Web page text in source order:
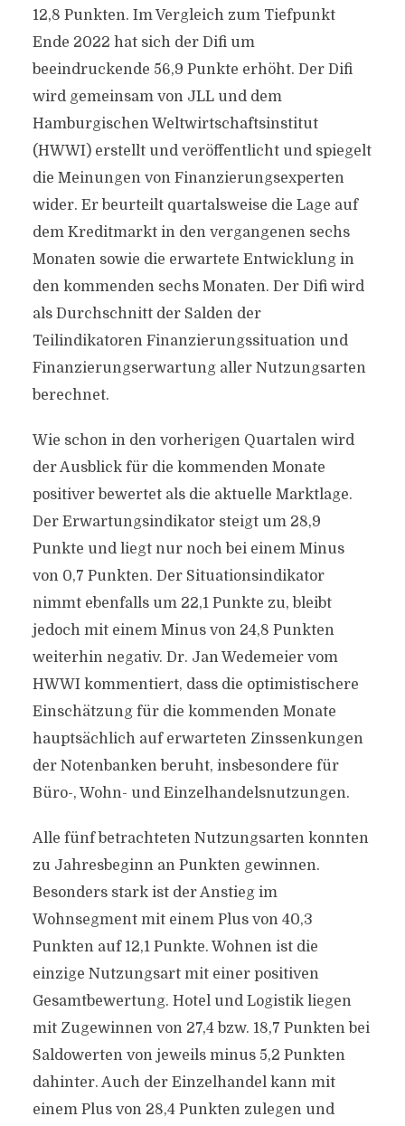
12,8 Punkten. Im Vergleich zum Tiefpunkt
Ende 2022 hat sich der Difi um
beeindruckende 56,9 Punkte erhöht. Der Difi
wird gemeinsam von JLL und dem
Hamburgischen Weltwirtschaftsinstitut
(HWWI) erstellt und veröffentlicht und spiegelt
die Meinungen von Finanzierungsexperten
wider. Er beurteilt quartalsweise die Lage auf
dem Kreditmarkt in den vergangenen sechs
Monaten sowie die erwartete Entwicklung in
den kommenden sechs Monaten. Der Difi wird
als Durchschnitt der Salden der
Teilindikatoren Finanzierungssituation und
Finanzierungserwartung aller Nutzungsarten
berechnet.
Wie schon in den vorherigen Quartalen wird
der Ausblick für die kommenden Monate
positiver bewertet als die aktuelle Marktlage.
Der Erwartungsindikator steigt um 28,9
Punkte und liegt nur noch bei einem Minus
von 0,7 Punkten. Der Situationsindikator
nimmt ebenfalls um 22,1 Punkte zu, bleibt
jedoch mit einem Minus von 24,8 Punkten
weiterhin negativ. Dr. Jan Wedemeier vom
HWWI kommentiert, dass die optimistischere
Einschätzung für die kommenden Monate
hauptsächlich auf erwarteten Zinssenkungen
der Notenbanken beruht, insbesondere für
Büro-, Wohn- und Einzelhandelsnutzungen.
Alle fünf betrachteten Nutzungsarten konnten
zu Jahresbeginn an Punkten gewinnen.
Besonders stark ist der Anstieg im
Wohnsegment mit einem Plus von 40,3
Punkten auf 12,1 Punkte. Wohnen ist die
einzige Nutzungsart mit einer positiven
Gesamtbewertung. Hotel und Logistik liegen
mit Zugewinnen von 27,4 bzw. 18,7 Punkten bei
Saldowerten von jeweils minus 5,2 Punkten
dahinter. Auch der Einzelhandel kann mit
einem Plus von 28,4 Punkten zulegen und